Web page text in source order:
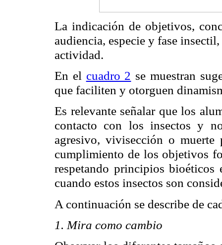
La indicación de objetivos,
audiencia, especie y fase
actividad.
En el cuadro 2 se muestran
que faciliten y otorguen
Es relevante señalar que los
contacto con los insectos y
agresivo, vivisección o
cumplimiento de los objetivos
respetando principios bioéticos
cuando estos insectos son
A continuación se describe de
1. Mira como cambio